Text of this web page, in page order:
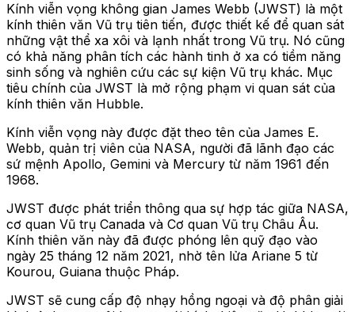
Kính viễn vọng không gian James Webb (JWST) là một
kính thiên văn Vũ trụ tiên tiến, được thiết kế để quan sát
những vật thể xa xôi và lạnh nhất trong Vũ trụ. Nó cũng
có khả năng phân tích các hành tinh ở xa có tiềm năng
sinh sống và nghiên cứu các sự kiện Vũ trụ khác. Mục
tiêu chính của JWST là mở rộng phạm vi quan sát của
kính thiên văn Hubble.
Kính viễn vọng này được đặt theo tên của James E.
Webb, quản trị viên của NASA, người đã lãnh đạo các
sứ mệnh Apollo, Gemini và Mercury từ năm 1961 đến
1968.
JWST được phát triển thông qua sự hợp tác giữa NASA,
cơ quan Vũ trụ Canada và Cơ quan Vũ trụ Châu Âu.
Kính thiên văn này đã được phóng lên quỹ đạo vào
ngày 25 tháng 12 năm 2021, nhờ tên lửa Ariane 5 từ
Kourou, Guiana thuộc Pháp.
JWST sẽ cung cấp độ nhạy hồng ngoại và độ phân giải